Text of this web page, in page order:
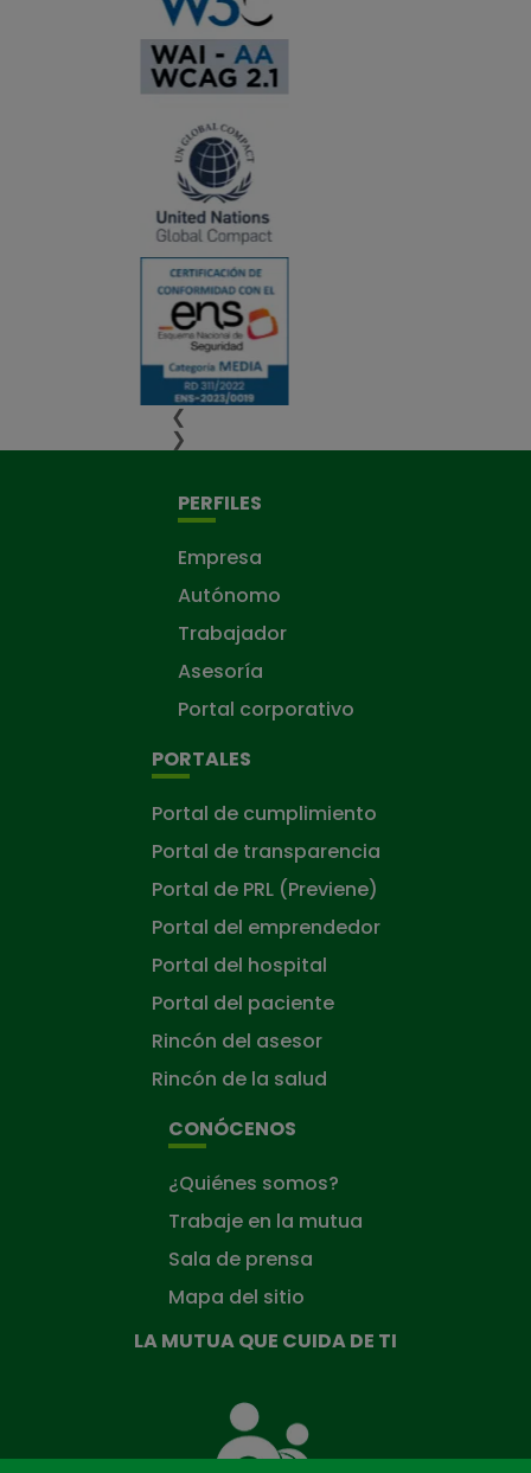
❮
❯
PERFILES
Empresa
Autónomo
Trabajador
Asesoría
Portal corporativo
PORTALES
Portal de cumplimiento
Portal de transparencia
Portal de PRL (Previene)
Portal del emprendedor
Portal del hospital
Portal del paciente
Rincón del asesor
Rincón de la salud
CONÓCENOS
¿Quiénes somos?
Trabaje en la mutua
Sala de prensa
Mapa del sitio
LA MUTUA QUE CUIDA DE TI
Mutua
que